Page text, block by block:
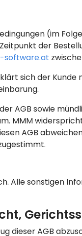
(im
der
sich der Kunde
AGB sowie
MMM
AGB
Alle sonstigen
dieser AGB